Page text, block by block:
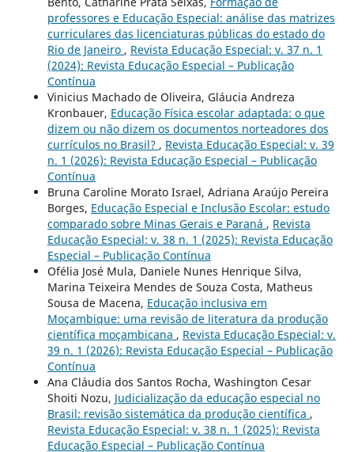
professores e Educação Especial: análise das matrizes
curriculares das licenciaturas públicas do estado do
Rio de Janeiro , Revista Educação Especial: v. 37 n. 1
(2024): Revista Educação Especial – Publicação
Contínua
Vinicius Machado de Oliveira, Gláucia Andreza
Kronbauer, Educação Física escolar adaptada: o que
dizem ou não dizem os documentos norteadores dos
currículos no Brasil? , Revista Educação Especial: v. 39
n. 1 (2026): Revista Educação Especial – Publicação
Contínua
Bruna Caroline Morato Israel, Adriana Araújo Pereira
Borges, Educação Especial e Inclusão Escolar: estudo
comparado sobre Minas Gerais e Paraná , Revista
Educação Especial: v. 38 n. 1 (2025): Revista Educação
Especial – Publicação Contínua
Ofélia José Mula, Daniele Nunes Henrique Silva,
Marina Teixeira Mendes de Souza Costa, Matheus
Sousa de Macena, Educação inclusiva em
Moçambique: uma revisão de literatura da produção
científica moçambicana , Revista Educação Especial: v.
39 n. 1 (2026): Revista Educação Especial – Publicação
Contínua
Ana Cláudia dos Santos Rocha, Washington Cesar
Shoiti Nozu, Judicialização da educação especial no
Brasil: revisão sistemática da produção científica ,
Revista Educação Especial: v. 38 n. 1 (2025): Revista
Educação Especial – Publicação Contínua